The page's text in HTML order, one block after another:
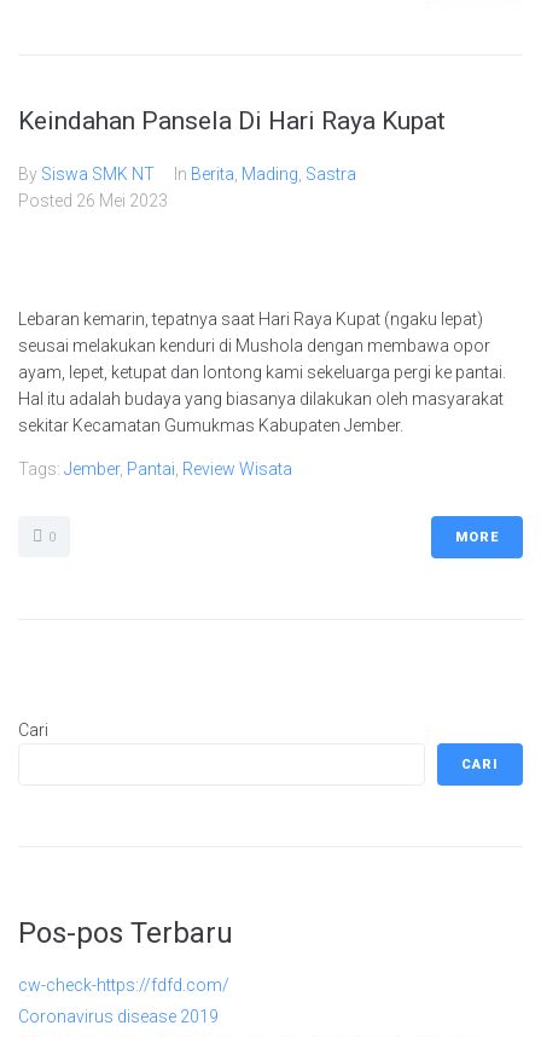
Keindahan Pansela Di Hari Raya Kupat
By Siswa SMK NT In Berita Mading Sastra
Posted 26 Mei 2023
Lebaran kemarin, tepatnya saat Hari Raya Kupat (ngaku lepat)
seusai melakukan kenduri di Mushola dengan membawa opor
ayam, lepet, ketupat dan lontong kami sekeluarga pergi ke pantai.
Hal itu adalah budaya yang biasanya dilakukan oleh masyarakat
sekitar Kecamatan Gumukmas Kabupaten Jember.
Tags: Jember, Pantai Review Wisata
0 MORE
Cari
CARI
Pos-pos Terbaru
cw-check-https://fdfd.com/
Coronavirus disease 2019